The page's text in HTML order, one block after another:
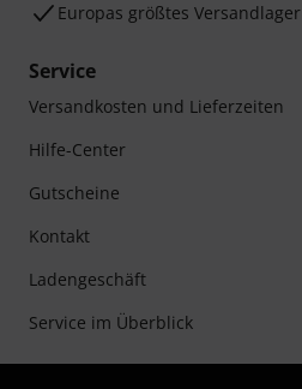
Europas größtes Versandlager
Service
Versandkosten und Lieferzeiten
Hilfe-Center
Gutscheine
Kontakt
Ladengeschäft
Service im Überblick